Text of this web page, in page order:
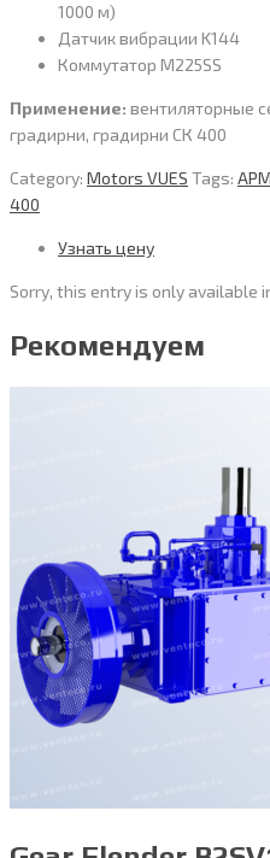
1000 м)
Датчик вибрации K144
Коммутатор M225SS
Применение: вентиляторные
градирни, градирни СК 400
Category: Motors VUES Tags:
400
Узнать цену
Sorry, this entry is only available
Рекомендуем